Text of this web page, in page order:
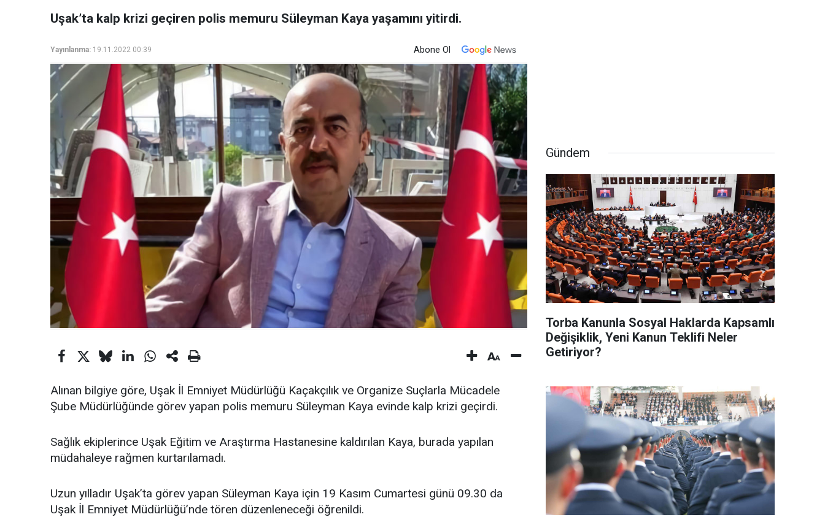
Uşak’ta kalp krizi geçiren polis memuru Süleyman Kaya yaşamını yitirdi.
Yayınlanma: 19.11.2022 00:39 Abone Ol
Alınan bilgiye göre, Uşak İl Emniyet Müdürlüğü Kaçakçılık ve Organize Suçlarla Mücadele
Şube Müdürlüğünde görev yapan polis memuru Süleyman Kaya evinde kalp krizi geçirdi.
Sağlık ekiplerince Uşak Eğitim ve Araştırma Hastanesine kaldırılan Kaya, burada yapılan
müdahaleye rağmen kurtarılamadı.
Uzun yılladır Uşak’ta görev yapan Süleyman Kaya için 19 Kasım Cumartesi günü 09.30 da
Uşak İl Emniyet Müdürlüğü’nde tören düzenleneceği öğrenildi.
Gündem
Torba Kanunla Sosyal Haklarda Kapsamlı
Değişiklik, Yeni Kanun Teklifi Neler
Getiriyor?